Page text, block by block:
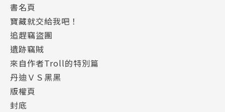
【故事是這樣開始的】
屁屁丹迪的初登場，
竟然是以誤入陷阱被倒吊在樹上的姿態出現？！
在等待屁屁偵探到來的期間，
屁屁丹迪開始回想起過往的冒險時光……
書名頁
寶藏就交給我吧！
追趕竊盜團
遺跡竊賊
來自作者Troll的特別篇
丹迪ＶＳ黑黑
版權頁
封底